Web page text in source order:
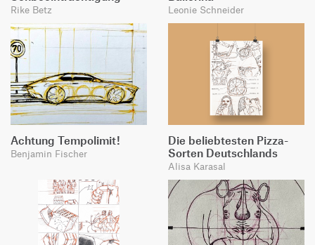
Rike Betz Leonie Schneider
Achtung Tempolimit!
Benjamin Fischer
Die beliebtesten Pizza-
Sorten Deutschlands
Alisa Karasal